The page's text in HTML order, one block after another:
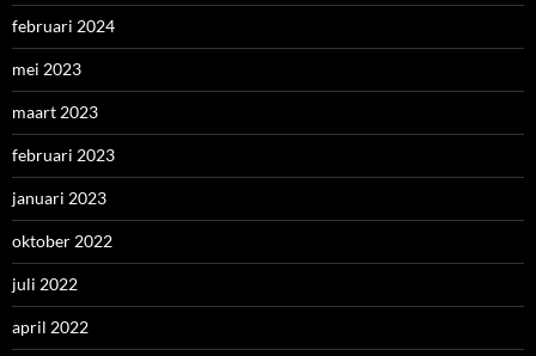
februari 2024
mei 2023
maart 2023
februari 2023
januari 2023
oktober 2022
juli 2022
april 2022